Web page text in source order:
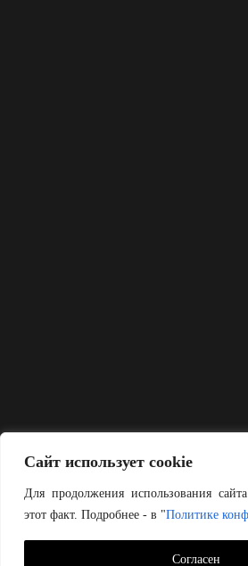
Сайт использует cookie
Для продолжения использования
этот факт. Подробнее - в "Политике
Согласен